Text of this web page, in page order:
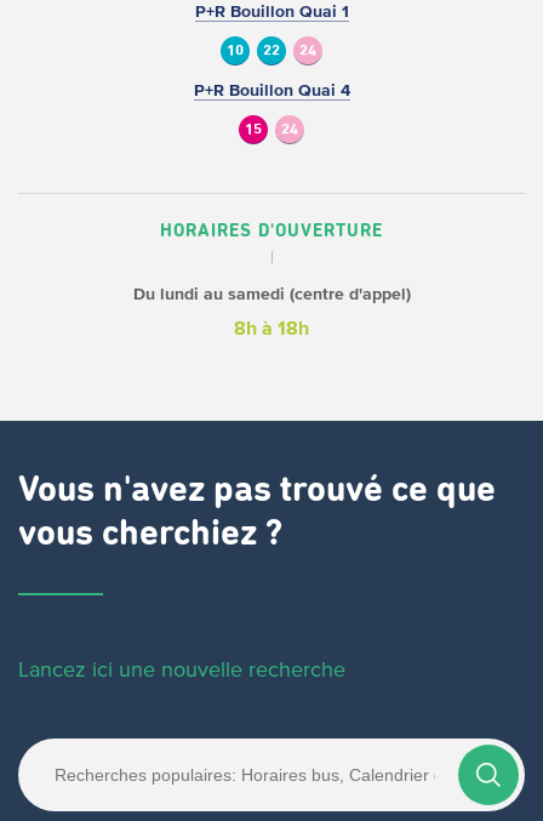
P+R Bouillon Quai 1
10 22 24
P+R Bouillon Quai 4
15 24
HORAIRES D'OUVERTURE
Du lundi au samedi (centre d'appel)
8h à 18h
Vous n'avez pas trouvé ce que
vous cherchiez ?
Lancez ici une nouvelle recherche